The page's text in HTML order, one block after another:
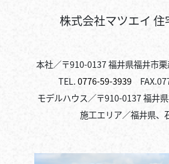
株式会社マツエイ 住
本社／〒910-0137 福井県福井市
TEL.0776-59-3939
モデルハウス／〒910-0137 福井
施工エリア／福井県、